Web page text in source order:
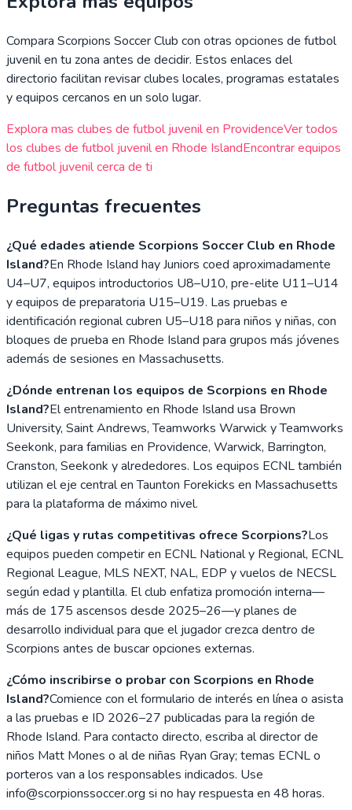
Compara Scorpions Soccer Club con otras opciones de futbol
juvenil en tu zona antes de decidir. Estos enlaces del
directorio facilitan revisar clubes locales, programas estatales
y equipos cercanos en un solo lugar.
Explora mas clubes de futbol juvenil en ProvidenceVer todos
los clubes de futbol juvenil en Rhode IslandEncontrar equipos
de futbol juvenil cerca de ti
Preguntas frecuentes
¿Qué edades atiende Scorpions Soccer Club en Rhode
Island?En Rhode Island hay Juniors coed aproximadamente
U4–U7, equipos introductorios U8–U10, pre-elite U11–U14
y equipos de preparatoria U15–U19. Las pruebas e
identificación regional cubren U5–U18 para niños y niñas, con
bloques de prueba en Rhode Island para grupos más jóvenes
además de sesiones en Massachusetts.
¿Dónde entrenan los equipos de Scorpions en Rhode
Island?El entrenamiento en Rhode Island usa Brown
University, Saint Andrews, Teamworks Warwick y Teamworks
Seekonk, para familias en Providence, Warwick, Barrington,
Cranston, Seekonk y alrededores. Los equipos ECNL también
utilizan el eje central en Taunton Forekicks en Massachusetts
para la plataforma de máximo nivel.
¿Qué ligas y rutas competitivas ofrece Scorpions?Los
equipos pueden competir en ECNL National y Regional, ECNL
Regional League, MLS NEXT, NAL, EDP y vuelos de NECSL
según edad y plantilla. El club enfatiza promoción interna—
más de 175 ascensos desde 2025–26—y planes de
desarrollo individual para que el jugador crezca dentro de
Scorpions antes de buscar opciones externas.
¿Cómo inscribirse o probar con Scorpions en Rhode
Island?Comience con el formulario de interés en línea o asista
a las pruebas e ID 2026–27 publicadas para la región de
Rhode Island. Para contacto directo, escriba al director de
niños Matt Mones o al de niñas Ryan Gray; temas ECNL o
porteros van a los responsables indicados. Use
info@scorpionssoccer.org si no hay respuesta en 48 horas.